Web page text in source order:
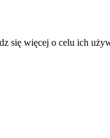
się więcej o celu ich